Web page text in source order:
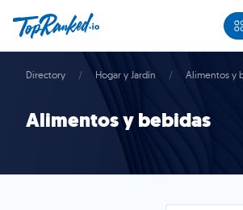
Directory Hogar y Jardín Alimentos y
Alimentos y bebidas